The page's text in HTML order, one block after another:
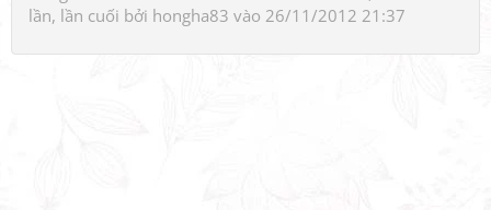
lần, lần cuối bởi hongha83 vào 26/11/2012 21:37